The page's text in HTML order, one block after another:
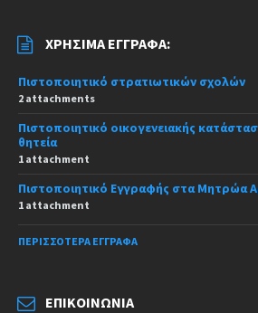
ΧΡΉΣΙΜΑ ΈΓΓΡΑΦΑ:
Πιστοποιητικό στρατιωτικών σχολών
2 attachments
Πιστοποιητικό οικογενειακής
θητεία
1 attachment
Πιστοποιητικό Εγγραφής στα Μητρώα
1 attachment
ΠΕΡΙΣΣΌΤΕΡΑ ΈΓΓΡΑΦΑ
ΕΠΙΚΟΙΝΩΝΊΑ